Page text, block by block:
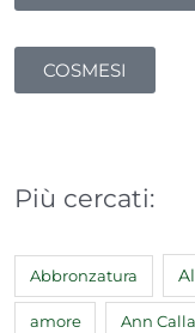
COSMESI
Più cercati:
Abbronzatura
amore Ann